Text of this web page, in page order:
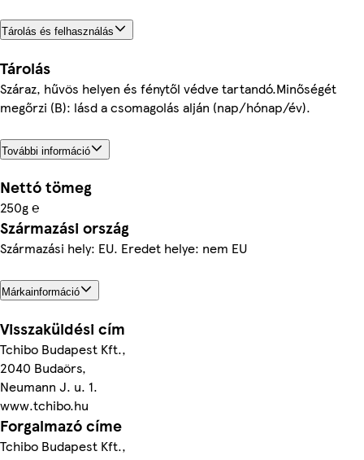
Tárolás és felhasználás
Tárolás
Száraz, hűvös helyen és fénytől védve tartandó.Minőségét
megőrzi (B): lásd a csomagolás alján (nap/hónap/év).
További információ
Nettó tömeg
250g ℮
Származási ország
Származási hely: EU. Eredet helye: nem EU
Márkainformáció
Visszaküldési cím
Tchibo Budapest Kft.,
2040 Budaörs,
Neumann J. u. 1.
www.tchibo.hu
Forgalmazó címe
Tchibo Budapest Kft.,